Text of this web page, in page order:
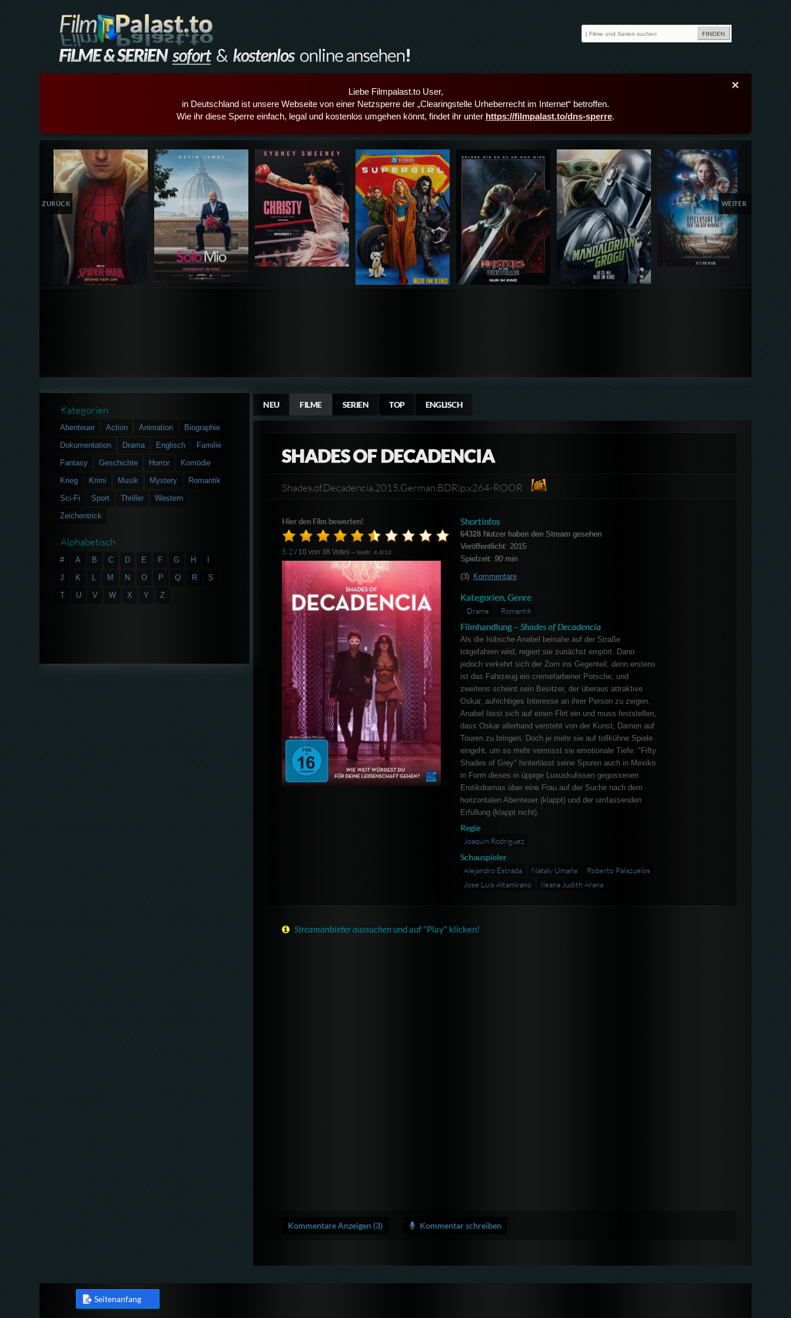
×
Liebe Filmpalast.to User,
in Deutschland ist unsere Webseite von einer Netzsperre der „Clearingstelle Urheberrecht im Internet“ betroffen.
Wie ihr diese Sperre einfach, legal und kostenlos umgehen könnt, findet ihr unter https://filmpalast.to/dns-sperre.
Details,Play Details,Play Details,Play Details,Play Details,Play Details,Play Details,Play
ZURÜCK WEITER
NEU FILME SERIEN TOP ENGLISCH
SHADES OF DECADENCIA
Shades.of.Decadencia.2015.German.BDRip.x264-ROOR
Hier den Film bewerten!
5.2 / 10 von38 Votes – Imdb: 4.4/10
Shortinfos
64328Nutzer haben den Stream gesehen
Veröffentlicht: 2015
Spielzeit: 90 min
(3) Kommentare
Kategorien, Genre
Drama Romantik
Filmhandlung –Shades of Decadencia
Als die hübsche Anabel beinahe auf der Straße
totgefahren wird, regiert sie zunächst empört. Dann
jedoch verkehrt sich der Zorn ins Gegenteil, denn erstens
ist das Fahrzeug ein cremefarbener Porsche, und
zweitens scheint sein Besitzer, der überaus attraktive
Oskar, aufrichtiges Interesse an ihrer Person zu zeigen.
Anabel lässt sich auf einen Flirt ein und muss feststellen,
dass Oskar allerhand versteht von der Kunst, Damen auf
Touren zu bringen. Doch je mehr sie auf tollkühne Spiele
eingeht, um so mehr vermisst sie emotionale Tiefe. "Fifty
Shades of Grey" hinterlässt seine Spuren auch in Mexiko
in Form dieses in üppige Luxuskulissen gegossenen
Erotikdramas über eine Frau auf der Suche nach dem
horizontalen Abenteuer (klappt) und der umfassenden
Erfüllung (klappt nicht).
Regie
Joaquin Rodriguez
Schauspieler
Alejandro Estrada Nataly Umaña
Roberto Palazuelos
Jose Luis Altamirano
Ileana Judith Arana
Streamanbieter aussuchen und auf "Play" klicken!
Kommentare Anzeigen (3) Kommentar schreiben
Kategorien
Abenteuer Action Animation
Biographie
Dokumentation
Drama Englisch
Familie
Fantasy
Geschichte Horror
Komödie
Krieg
Krimi Musik Mystery
Romantik
Sci-Fi
Sport Thriller
Western
Zeichentrick
Alphabetisch
# A B C D E F G H
J
K L M N O P Q R
S
T
U V W X Y Z
Seitenanfang